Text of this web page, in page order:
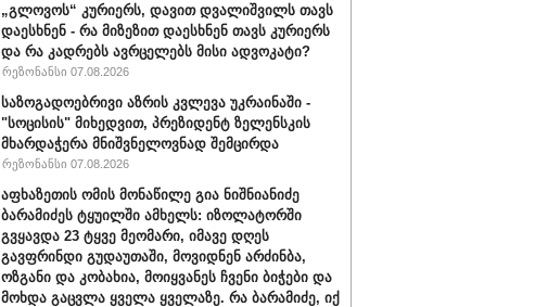
„გლოვოს“ კურიერს, დავით დვალიშვილს თავს
დაესხნენ - რა მიზეზით დაესხნენ თავს კურიერს
და რა კადრებს ავრცელებს მისი ადვოკატი?
რეზონანსი 07.08.2026
საზოგადოებრივი აზრის კვლევა უკრაინაში -
"სოცისის" მიხედვით, პრეზიდენტ ზელენსკის
მხარდაჭერა მნიშვნელოვნად შემცირდა
რეზონანსი 07.08.2026
აფხაზეთის ომის მონაწილე გია ნიშნიანიძე
ბარამიძეს ტყუილში ამხელს: იზოლატორში
გვყავდა 23 ტყვე მეომარი, იმავე დღეს
გავფრინდი გუდაუთაში, მოვიდნენ არძინბა,
ოზგანი და კობახია, მოიყვანეს ჩვენი ბიჭები და
მოხდა გაცვლა ყველა ყველაზე. რა ბარამიძე, იქ